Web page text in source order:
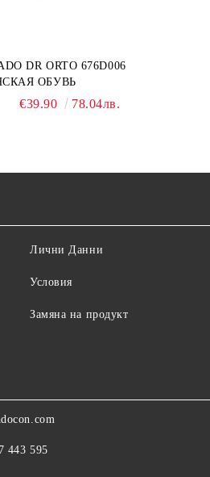
DR ORTO 676D006
ОБУВЬ
€39.90 78.04лв.
Лични Данни
Условия
Замяна на продукт
443 595